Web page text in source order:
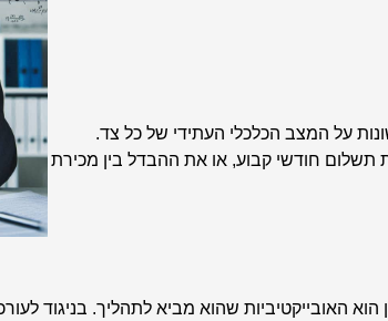
על המצב הכלכלי העתידי של כל צד.
חודשי קבוע, או את ההבדל בין מכירת
האובייקטיביות שהוא מביא לתהליך. בניגוד